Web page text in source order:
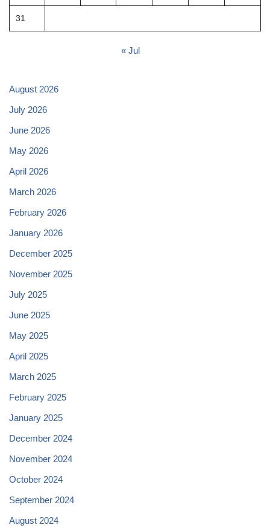
31
« Jul
August 2026
July 2026
June 2026
May 2026
April 2026
March 2026
February 2026
January 2026
December 2025
November 2025
July 2025
June 2025
May 2025
April 2025
March 2025
February 2025
January 2025
December 2024
November 2024
October 2024
September 2024
August 2024